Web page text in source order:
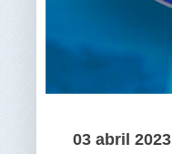
03 abril 2023